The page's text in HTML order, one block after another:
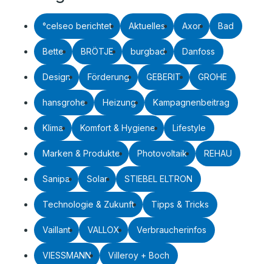
°celseo berichtet Aktuelles Axor Bad
Bette BRÖTJE burgbad Danfoss
Design Förderung GEBERIT GROHE
hansgrohe Heizung Kampagnenbeitrag
Klima Komfort & Hygiene Lifestyle
Marken & Produkte Photovoltaik REHAU
Sanipa Solar STIEBEL ELTRON
Technologie & Zukunft Tipps & Tricks
Vaillant VALLOX Verbraucherinfos
VIESSMANN Villeroy + Boch